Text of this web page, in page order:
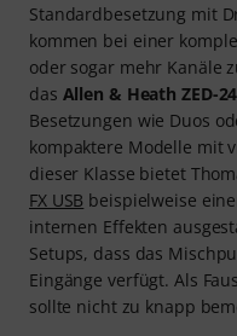
Standardbesetzung mit
kommen bei einer
oder sogar mehr Kanäle
das Allen & Heath ZED-24
Besetzungen wie Duos
kompaktere Modelle mit
dieser Klasse bietet
FX USB beispielweise
internen Effekten
Setups, dass das
Eingänge verfügt. Als
sollte nicht zu knapp